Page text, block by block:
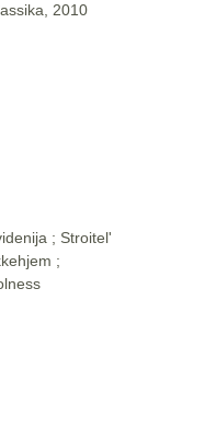
2010
; Stroitel'
;